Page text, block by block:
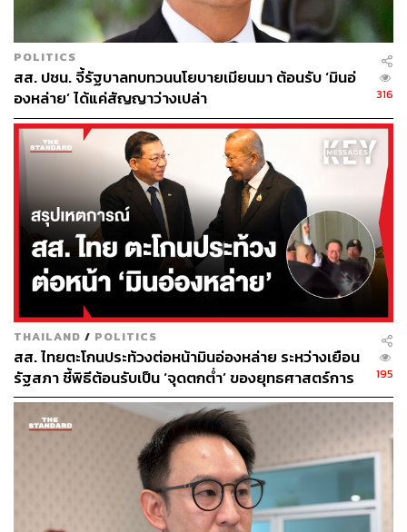
4. การสร้างแคตตาล็อกราคากลางที่เชื่อมโยงกับราคาตลาด
5. การวิเคราะห์เอกสารขอบเขตของงาน (TOR) เพื่อให้
คะแนนความเสี่ยงในการทุจริต
6. การตรวจสอบความเชื่อมโยงของบริษัทที่เข้ามาแข่งขัน
ประมูลว่ามีกรรมการหรือที่อยู่เดียวกันหรือไม่
และ 7. การตรวจสอบความผิดปกติจากร่องรอยดิจิทัล (Digital
Forensic) ของเอกสารเพื่อป้องกันการฮั้วประมูล
นอกจากนี้ ชัยวัฒน์ยังได้เน้นย้ำว่า เทคโนโลยีดังกล่าวจะ
ประสบความสำเร็จได้ต้องอาศัยเจตจำนงที่แน่วแน่ของฝ่าย
บริหาร ซึ่งพรรคประชาชนได้พิสูจน์ความสำเร็จมาแล้วจาก
การบริหารงานในองค์การบริหารส่วนจังหวัดลำพูน ที่
สามารถประหยัดงบประมาณและใช้จ่ายได้ต่ำกว่าราคากลาง
มากที่สุดในประเทศถึงร้อยละ 26.7
พร้อมกันนี้ ภายในงานยังได้มีการสาธิตระบบปฏิบัติการ AI
เสมือนจริง เพื่อแสดงให้เห็นถึงความสามารถในการตรวจจับ
การล็อกสเปกเครื่องออกกำลังกายและการตรวจสอบเครือ
ข่ายบริษัทที่มีความใกล้ชิดกัน
POLITICS
สส. ปชน. จี้รัฐบาลทบทวนนโยบายเมียนมา ต้อนรับ ‘มินอ่
องหล่าย’ ได้แค่สัญญาว่างเปล่า
316
THAILAND / POLITICS
สส. ไทยตะโกนประท้วงต่อหน้ามินอ่องหล่าย ระหว่างเยือน
รัฐสภา ชี้พิธีต้อนรับเป็น ‘จุดตกต่ำ’ ของยุทธศาสตร์การ
ทูตไทย
195